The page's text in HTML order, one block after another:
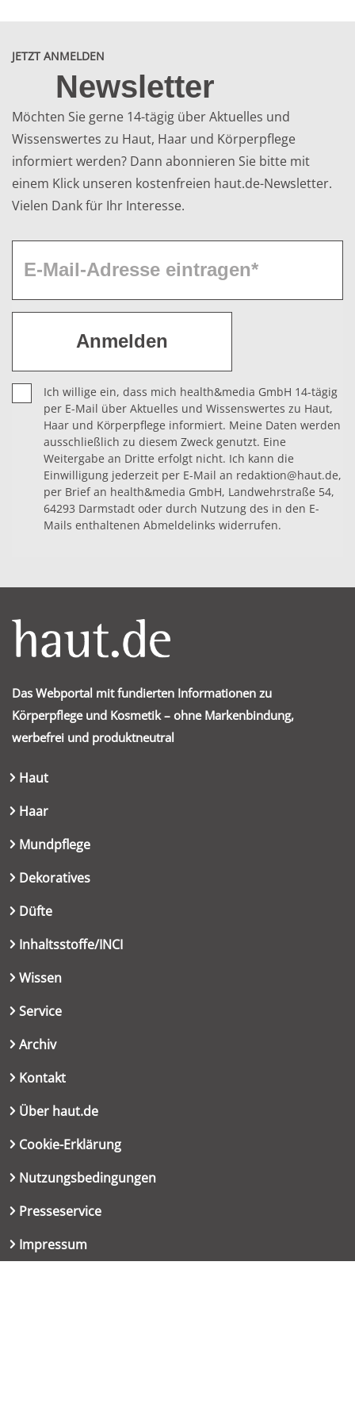
JETZT ANMELDEN
Newsletter
Möchten Sie gerne 14-tägig über Aktuelles und
Wissenswertes zu Haut, Haar und Körperpflege
informiert werden? Dann abonnieren Sie bitte mit
einem Klick unseren kostenfreien haut.de-Newsletter.
Vielen Dank für Ihr Interesse.
Ich willige ein, dass mich health&media GmbH 14-tägig
per E-Mail über Aktuelles und Wissenswertes zu Haut,
Haar und Körperpflege informiert. Meine Daten werden
ausschließlich zu diesem Zweck genutzt. Eine
Weitergabe an Dritte erfolgt nicht. Ich kann die
Einwilligung jederzeit per E-Mail an redaktion@haut.de,
per Brief an health&media GmbH, Landwehrstraße 54,
64293 Darmstadt oder durch Nutzung des in den E-
Mails enthaltenen Abmeldelinks widerrufen.
Das Webportal mit fundierten Informationen zu
Körperpflege und Kosmetik – ohne Markenbindung,
werbefrei und produktneutral
Haut
Haar
Mundpflege
Dekoratives
Düfte
Inhaltsstoffe/INCI
Wissen
Service
Archiv
Kontakt
Über haut.de
Cookie-Erklärung
Nutzungsbedingungen
Presseservice
Impressum